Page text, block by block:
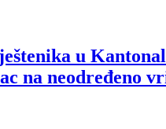
u
na neodređeno